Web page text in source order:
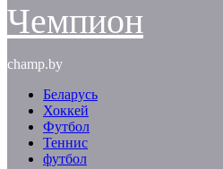
Чемпион
champ.by
Беларусь
Хоккей
Футбол
Теннис
футбол